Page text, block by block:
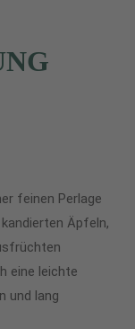
feinen Perlage
Äpfeln,
eine leichte
und lang